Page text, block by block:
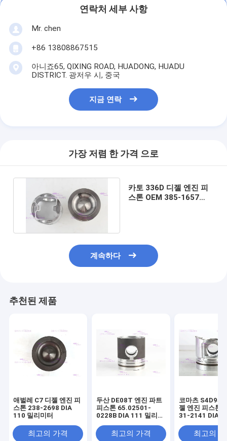
연락처 세부 사항
Mr. chen
+86 13808867515
아니죠65, QIXING ROAD, HUADONG, HUADU
DISTRICT. 광저우 시, 중국
지금 연락
가장 저렴 한 가격 으로
카토 336D 디젤 엔진 피
스톤 OEM 385-1657
계속하다
추천된 제품
애벌레 C7 디젤 엔진 피
스톤 238-2698 DIA
110 밀리미터
최고의 가격
두산 DE08T 엔진 파트
피스톤 65.02501-
0228B DIA 111 밀리미
최고의 가격
코마츠
젤 엔진 피스톤
31-2141 DIA
최고의